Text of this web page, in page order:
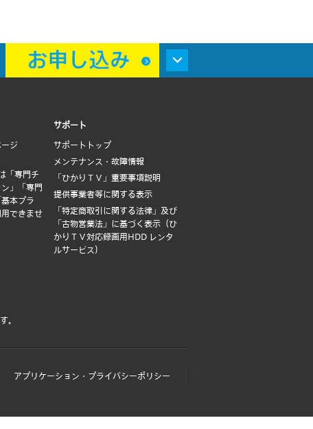
ジ
「専門チ
」「専門
本プラ
できませ
サポート
サポートトップ
メンテナンス・故障情報
「ひかりＴＶ」重要事項説明
提供事業者等に関する表示
「特定商取引に関する法律」及び
「古物営業法」に基づく表示（ひ
かりＴＶ対応録画用HDD レンタ
ルサービス）
。
アプリケーション・プライバシーポリシー